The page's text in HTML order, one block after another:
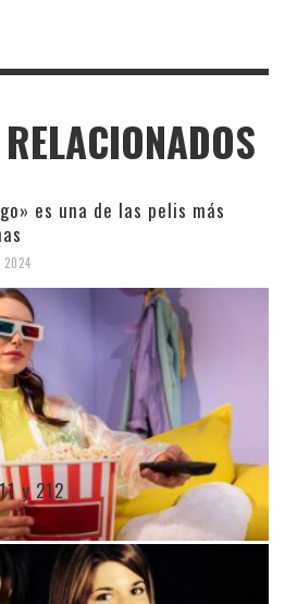
es una de las pelis más
2024
y 212